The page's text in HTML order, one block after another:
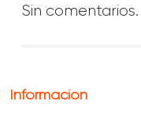
Sin comentarios.
Información